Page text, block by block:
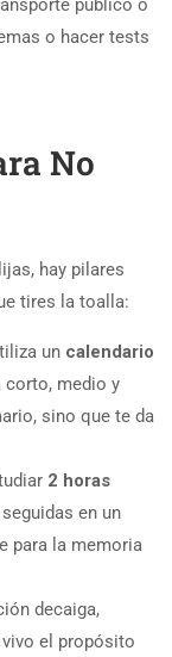
público o
o hacer tests
No
hay pilares
tires la toalla:
un calendario
corto, medio y
sino que te da
2 horas
en un
para la memoria
decaiga,
el propósito